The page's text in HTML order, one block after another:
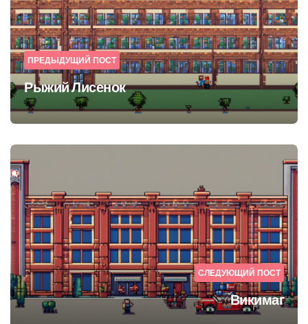
ПРЕДЫДУЩИЙ ПОСТ
Рыжий Лисенок
СЛЕДУЮЩИЙ ПОСТ
Викимаг